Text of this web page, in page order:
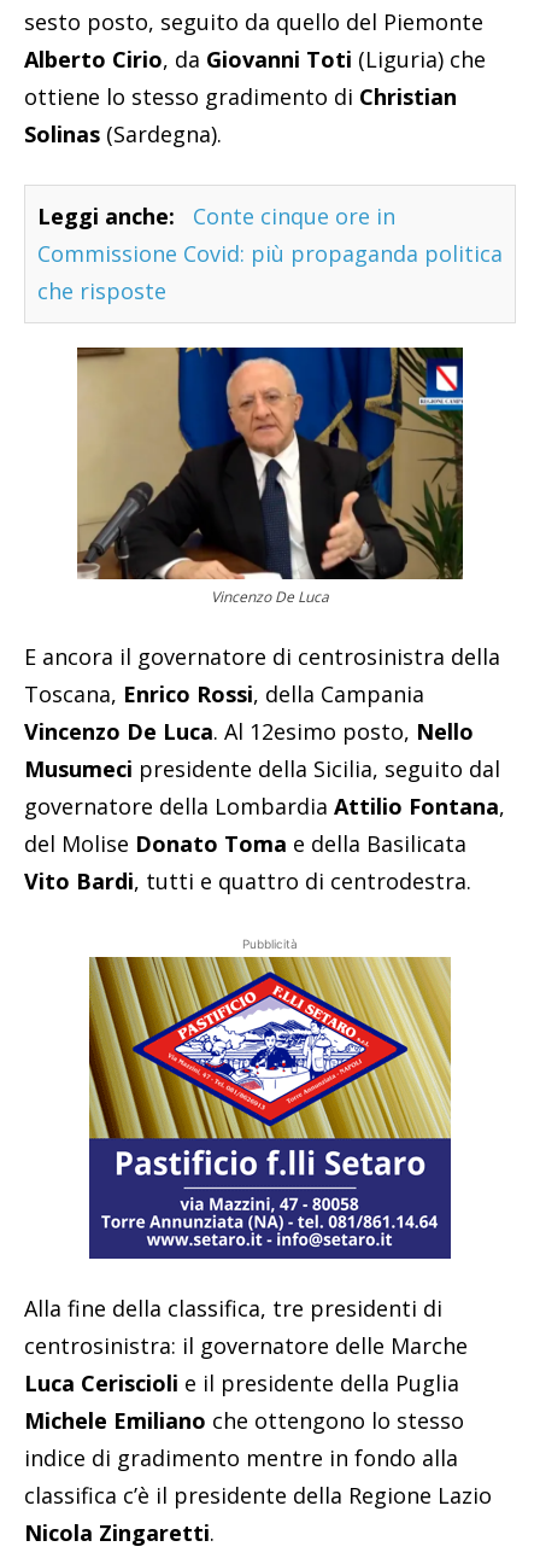
sesto posto, seguito da quello del Piemonte
Alberto Cirio, da Giovanni Toti (Liguria) che
ottiene lo stesso gradimento di Christian
Solinas (Sardegna).
Leggi anche:
Conte cinque ore in
Commissione Covid: più propaganda politica
che risposte
Vincenzo De Luca
E ancora il governatore di centrosinistra della
Toscana, Enrico Rossi, della Campania
Vincenzo De Luca. Al 12esimo posto, Nello
Musumeci presidente della Sicilia, seguito dal
governatore della Lombardia Attilio Fontana,
del Molise Donato Toma e della Basilicata
Vito Bardi, tutti e quattro di centrodestra.
Pubblicità
Alla fine della classifica, tre presidenti di
centrosinistra: il governatore delle Marche
Luca Ceriscioli e il presidente della Puglia
Michele Emiliano che ottengono lo stesso
indice di gradimento mentre in fondo alla
classifica c’è il presidente della Regione Lazio
Nicola Zingaretti.